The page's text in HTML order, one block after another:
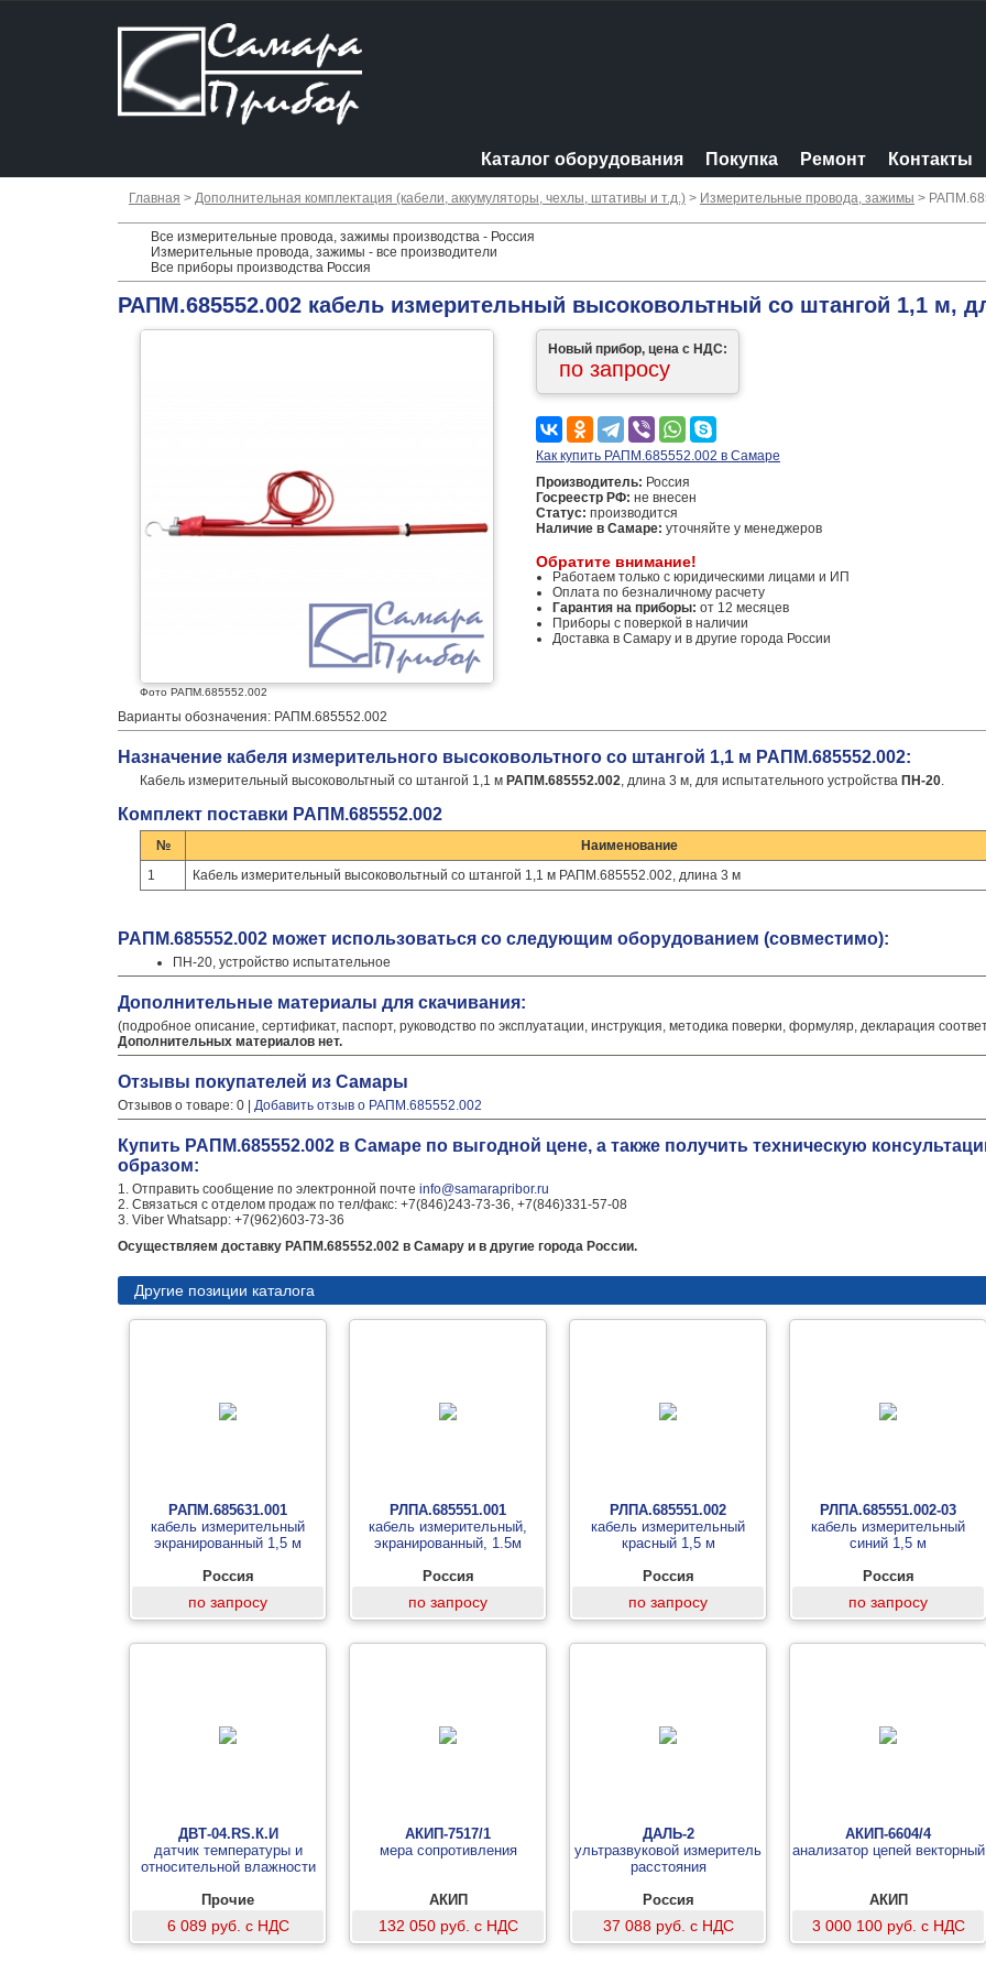
Каталог оборудования Покупка Ремонт Контакты
Главная > Дополнительная комплектация (кабели, аккумуляторы, чехлы, штативы и т.д.) > Измерительные провода, зажимы >
Все измерительные провода, зажимы производства - Россия
Измерительные провода, зажимы - все производители
Все приборы производства Россия
РАПМ.685552.002 кабель измерительный высоковольтный со штангой 1,1 м,
Фото РАПМ.685552.002
Новый прибор, цена с НДС:
по запросу
Как купить РАПМ.685552.002 в Самаре
Производитель: Россия
Госреестр РФ: не внесен
Статус: производится
Наличие в Самаре: уточняйте у менеджеров
Обратите внимание!
Работаем только с юридическими лицами и ИП
Оплата по безналичному расчету
Гарантия на приборы: от 12 месяцев
Приборы с поверкой в наличии
Доставка в Самару и в другие города России
Варианты обозначения: РАПМ.685552.002
Назначение кабеля измерительного высоковольтного со штангой 1,1 м РАПМ.685552.002:
Кабель измерительный высоковольтный со штангой 1,1 м РАПМ.685552.002, длина 3 м, для испытательного устройства ПН-20.
Комплект поставки РАПМ.685552.002
№ Наименование
1
Кабель измерительный высоковольтный со штангой 1,1 м РАПМ.685552.002, длина 3 м
РАПМ.685552.002 может использоваться со следующим оборудованием (совместимо):
ПН-20, устройство испытательное
Дополнительные материалы для скачивания:
(подробное описание, сертификат, паспорт, руководство по эксплуатации, инструкция, методика поверки, формуляр, декларация
Дополнительных материалов нет.
Отзывы покупателей из Самары
Отзывов о товаре: 0 | Добавить отзыв о РАПМ.685552.002
Купить РАПМ.685552.002 в Самаре по выгодной цене, а также получить техническую
образом:
1. Отправить сообщение по электронной почте info@samarapribor.ru
2. Связаться с отделом продаж по тел/факс: +7(846)243-73-36, +7(846)331-57-08
3. Viber Whatsapp: +7(962)603-73-36
Осуществляем доставку РАПМ.685552.002 в Самару и в другие города России.
Другие позиции каталога
РАПМ.685631.001
кабель измерительный
экранированный 1,5 м
Россия
по запросу
РЛПА.685551.001
кабель измерительный,
экранированный, 1.5м
Россия
по запросу
РЛПА.685551.002
кабель измерительный
красный 1,5 м
Россия
по запросу
РЛПА.685551.002-03
кабель измерительный
синий 1,5 м
Россия
по запросу
ДВТ-04.RS.К.И
датчик температуры и
относительной влажности
Прочие
6 089 руб. с НДС
АКИП-7517/1
мера сопротивления
АКИП
132 050 руб. с НДС
ДАЛЬ-2
ультразвуковой измеритель
расстояния
Россия
37 088 руб. с НДС
АКИП-6604/4
анализатор цепей векторный
АКИП
3 000 100 руб. с НДС